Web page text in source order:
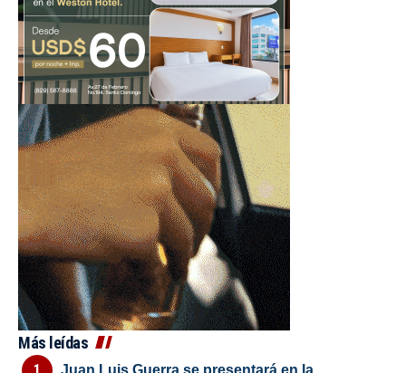
Más leídas
Juan Luis Guerra se presentará en la